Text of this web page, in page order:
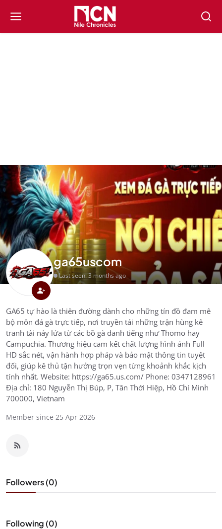
ga65uscom
Last seen: 3 months ago
GA65 tự hào là thiên đường dành cho những tín đồ đam mê
bộ môn đá gà trực tiếp, nơi truyền tải những trận hùng kê
tranh tài nảy lửa từ các bồ gà danh tiếng như Thomo hay
Campuchia. Thương hiệu cam kết chất lượng hình ảnh Full
HD sắc nét, vận hành hợp pháp và bảo mật thông tin tuyệt
đối, giúp kê thủ tận hưởng trọn vẹn từng khoảnh khắc kịch
tính nhất. Website: https://ga65.us.com/ Phone: 0347128961
Địa chỉ: 180 Nguyễn Thị Búp, P, Tân Thới Hiệp, Hồ Chí Minh
700000, Vietnam
Member since 25 Apr 2026
Followers (0)
Following (0)